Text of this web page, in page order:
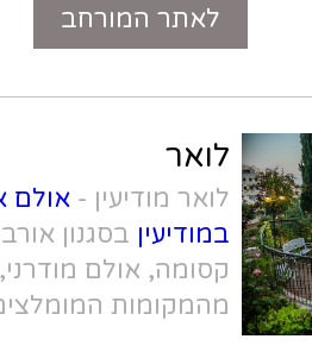
טלפון
-אולם אירועים לברית
אורבני, גינת אירוח
אווירה יוצאי דופן.
ביותר באזור